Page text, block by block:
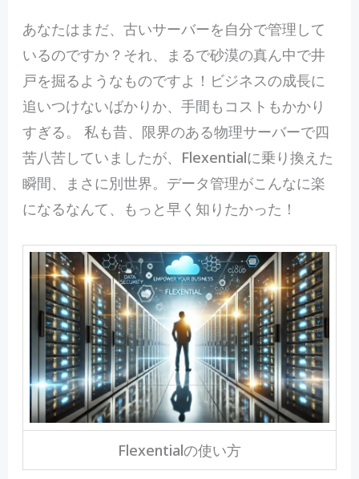
あなたはまだ、古いサーバーを自分で管理して
いるのですか？それ、まるで砂漠の真ん中で井
戸を掘るようなものですよ！ビジネスの成長に
追いつけないばかりか、手間もコストもかかり
すぎる。 私も昔、限界のある物理サーバーで四
苦八苦していましたが、Flexentialに乗り換えた
瞬間、まさに別世界。データ管理がこんなに楽
になるなんて、もっと早く知りたかった！
Flexentialの使い方